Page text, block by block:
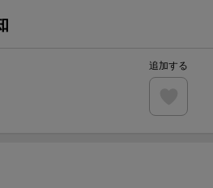
追加する